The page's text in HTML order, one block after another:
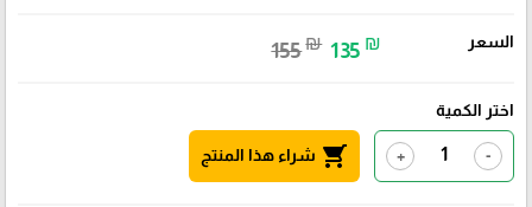
السعر 155₪ 135 ₪
اختر الكمية
-
+
shopping_cart شراء هذا المنتج